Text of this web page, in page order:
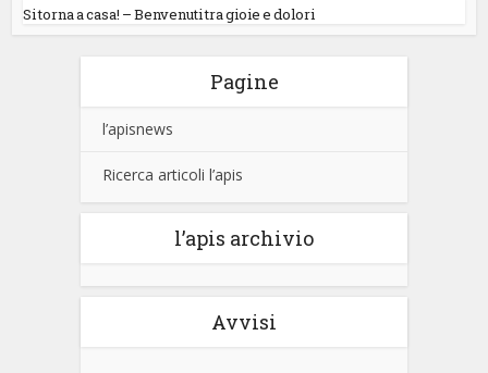
Si torna a casa! – Benvenuti tra gioie e dolori
Pagine
l’apisnews
Ricerca articoli l’apis
l’apis archivio
Avvisi